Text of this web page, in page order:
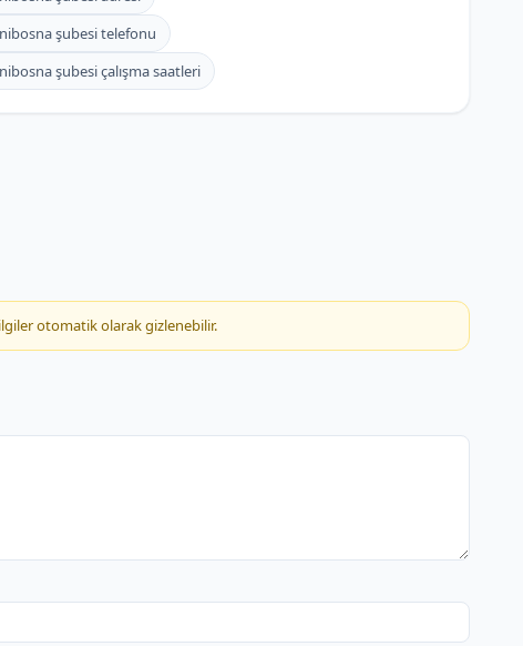
Alkent Şubesi
Atakent Şubesi
Atalar Şubesi
Aytaç Şubesi
şubesi telefonu
şubesi çalışma saatleri
otomatik olarak gizlenebilir.